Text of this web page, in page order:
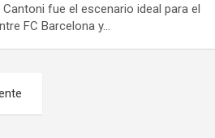
fue el escenario ideal para el
FC Barcelona y…